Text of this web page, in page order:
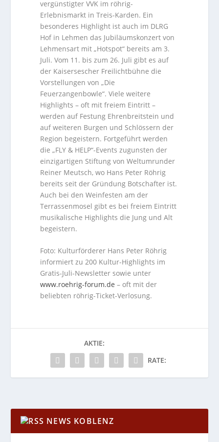
vergünstigter VVK im röhrig-
Erlebnismarkt in Treis-Karden. Ein
besonderes Highlight ist auch im DLRG
Hof in Lehmen das Jubiläumskonzert von
Lehmensart mit „Hotspot“ bereits am 3.
Juli. Vom 11. bis zum 26. Juli gibt es auf
der Kaisersescher Freilichtbühne die
Vorstellungen von „Die
Feuerzangenbowle“. Viele weitere
Highlights – oft mit freiem Eintritt –
werden auf Festung Ehrenbreitstein und
auf weiteren Burgen und Schlössern der
Region begeistern. Fortgeführt werden
die „FLY & HELP“-Events zugunsten der
einzigartigen Stiftung von Weltumrunder
Reiner Meutsch, wo Hans Peter Röhrig
bereits seit der Gründung Botschafter ist.
Auch bei den Weinfesten am der
Terrassenmosel gibt es bei freiem Eintritt
musikalische Highlights die Jung und Alt
begeistern.
Foto: Kulturförderer Hans Peter Röhrig
informiert zu 200 Kultur-Highlights im
Gratis-Juli-Newsletter sowie unter
www.roehrig-forum.de – oft mit der
beliebten röhrig-Ticket-Verlosung.
AKTIE:
RATE:
NEWS KOBLENZ